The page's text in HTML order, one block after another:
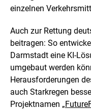
einzelnen
Auch zur Rettung
beitragen: So
Darmstadt eine KI-
umgebaut werden
Herausforderungen
auch Starkregen
Projektnamen